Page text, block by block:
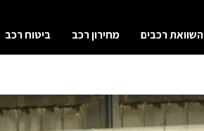
השוואת רכבים מחירון רכב ביטוח רכב